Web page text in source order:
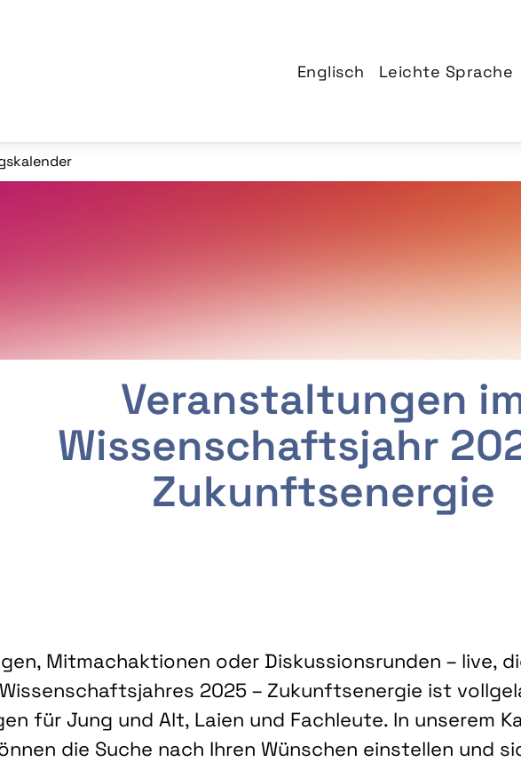
Englisch Leichte Sprache
Veranstaltungen
Wissenschaftsjahr
Zukunftsenergie
Mitmachaktionen oder Diskussionsrunden – live,
2025 – Zukunftsenergie ist
für Jung und Alt, Laien und Fachleute. In unserem
die Suche nach Ihren Wünschen einstellen und